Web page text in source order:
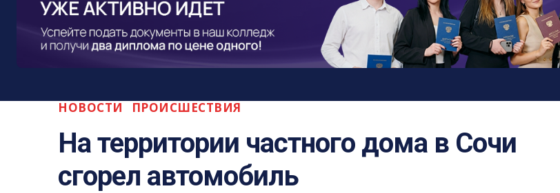
НОВОСТИ ПРОИСШЕСТВИЯ
На территории частного дома в Сочи
сгорел автомобиль